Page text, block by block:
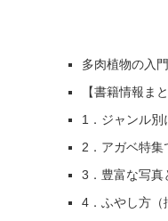
多肉植物の入
【書籍情報まと
1．ジャンル別
2．アガベ特集
3．豊富な写真
4．ふやし方（